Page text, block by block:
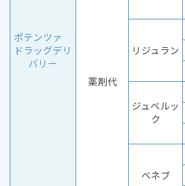
ポテンツァ
ドラッグデリ
バリー
薬剤代
リジュラン
ジュベルッ
ク
ベネブ